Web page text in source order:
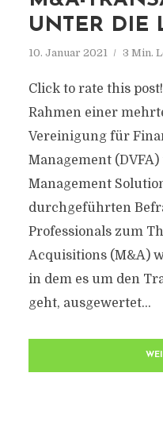
UNTER DIE
10. Januar 2021 3 Min.
Click to rate this
Rahmen einer
Vereinigung für
Management
Management
durchgeführten
Professionals zum
Acquisitions (M&A)
in dem es um den
geht, ausgewertet...